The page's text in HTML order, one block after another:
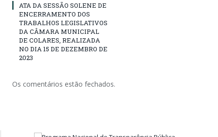
ATA DA SESSÃO SOLENE DE
ENCERRAMENTO DOS
TRABALHOS LEGISLATIVOS
DA CÂMARA MUNICIPAL
DE COLARES, REALIZADA
NO DIA 15 DE DEZEMBRO DE
2023
Os comentários estão fechados.